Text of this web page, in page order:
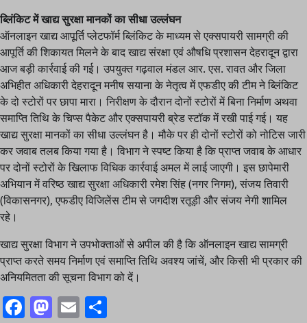
ब्लिंकिट में खाद्य सुरक्षा मानकों का सीधा उल्लंघन
ऑनलाइन खाद्य आपूर्ति प्लेटफॉर्म ब्लिंकिट के माध्यम से एक्सपायरी सामग्री की
आपूर्ति की शिकायत मिलने के बाद खाद्य संरक्षा एवं औषधि प्रशासन देहरादून द्वारा
आज बड़ी कार्रवाई की गई। उपयुक्त गढ़वाल मंडल आर. एस. रावत और जिला
अभिहीत अधिकारी देहरादून मनीष सयाना के नेतृत्व में एफडीए की टीम ने ब्लिंकिट
के दो स्टोरों पर छापा मारा। निरीक्षण के दौरान दोनों स्टोरों में बिना निर्माण अथवा
समाप्ति तिथि के चिप्स पैकेट और एक्सपायरी ब्रेड स्टॉक में रखी पाई गई। यह
खाद्य सुरक्षा मानकों का सीधा उल्लंघन है। मौके पर ही दोनों स्टोरों को नोटिस जारी
कर जवाब तलब किया गया है। विभाग ने स्पष्ट किया है कि प्राप्त जवाब के आधार
पर दोनों स्टोरों के खिलाफ विधिक कार्रवाई अमल में लाई जाएगी। इस छापेमारी
अभियान में वरिष्ठ खाद्य सुरक्षा अधिकारी रमेश सिंह (नगर निगम), संजय तिवारी
(विकासनगर), एफडीए विजिलेंस टीम से जगदीश रतूड़ी और संजय नेगी शामिल
रहे।
खाद्य सुरक्षा विभाग ने उपभोक्ताओं से अपील की है कि ऑनलाइन खाद्य सामग्री
प्राप्त करते समय निर्माण एवं समाप्ति तिथि अवश्य जांचें, और किसी भी प्रकार की
अनियमितता की सूचना विभाग को दें।
Facebook
Mastodon
Email